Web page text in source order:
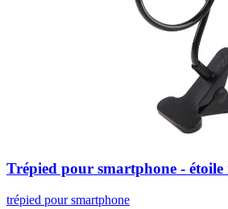
Trépied pour smartphone - étoile
trépied pour smartphone